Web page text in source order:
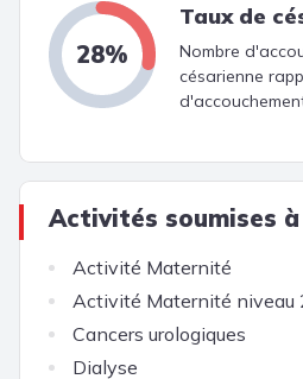
28%
Taux de
Nombre
césarienne
Activités soumises
Activité Maternité
Activité Maternité niveau
Cancers urologiques
Dialyse